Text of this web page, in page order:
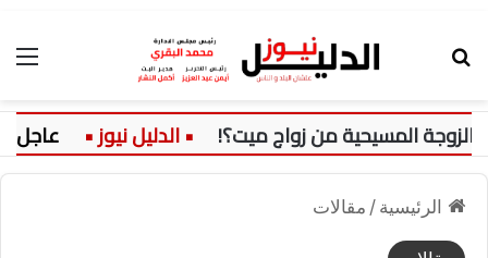
المسيحية من زواج ميت؟! عاجل:
الرئيسية / مقالات